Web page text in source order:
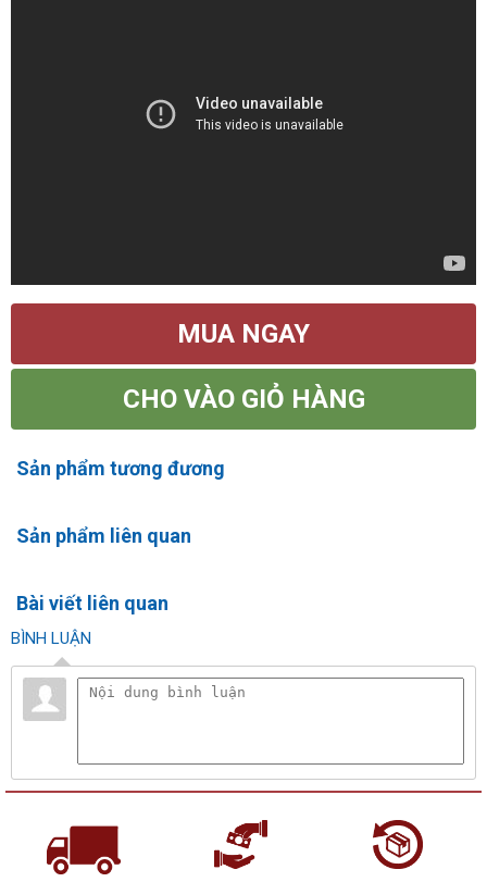
MUA NGAY
CHO VÀO GIỎ HÀNG
Sản phẩm tương đương
Sản phẩm liên quan
Bài viết liên quan
BÌNH LUẬN